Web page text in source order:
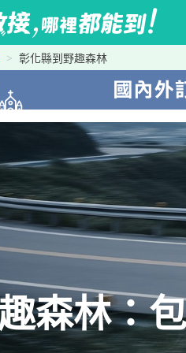
彰化縣到野趣森林
森林：